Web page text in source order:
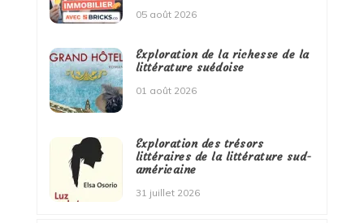
05 août 2026
Exploration de la richesse de la
littérature suédoise
01 août 2026
Exploration des trésors
littéraires de la littérature sud-
américaine
31 juillet 2026